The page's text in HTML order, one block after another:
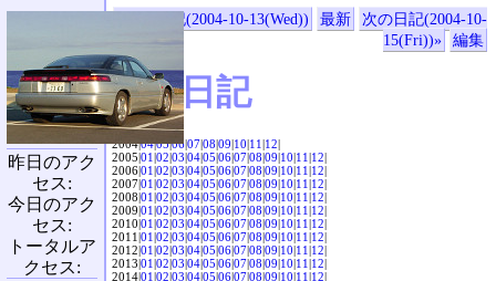
«前の日記(2004-10-13(Wed)) 最新
次の日記(2004-10-
15(Fri))»
編集
SVX日記
2004|04|05|06|07|08|09|10|11|12|
2005|01|02|03|04|05|06|07|08|09|10|11|12|
2006|01|02|03|04|05|06|07|08|09|10|11|12|
2007|01|02|03|04|05|06|07|08|09|10|11|12|
2008|01|02|03|04|05|06|07|08|09|10|11|12|
2009|01|02|03|04|05|06|07|08|09|10|11|12|
2010|01|02|03|04|05|06|07|08|09|10|11|12|
2011|01|02|03|04|05|06|07|08|09|10|11|12|
2012|01|02|03|04|05|06|07|08|09|10|11|12|
2013|01|02|03|04|05|06|07|08|09|10|11|12|
2014|01|02|03|04|05|06|07|08|09|10|11|12|
昨日のアク
セス:
今日のアク
セス:
トータルア
クセス: